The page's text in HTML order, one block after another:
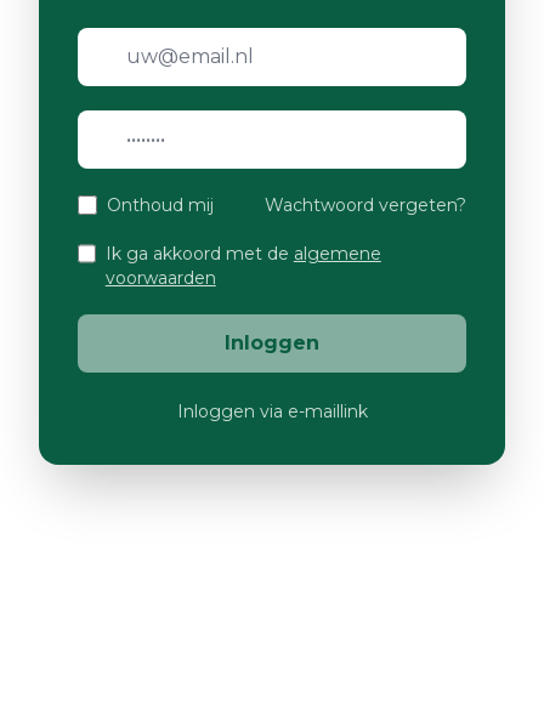
Onthoud mij Wachtwoord vergeten?
Ik ga akkoord met de algemene
voorwaarden
Inloggen
Inloggen via e-maillink